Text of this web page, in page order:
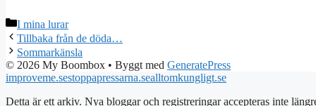
Kategorier
I mina lurar
Tillbaka från de döda…
Sommarkänsla
© 2026 My Boombox • Byggt med GeneratePress
improveme.sestoppapressarna.sealltomkungligt.se
Detta är ett arkiv. Nya bloggar och registreringar accepteras inte